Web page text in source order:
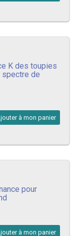
K des toupies
spectre de
à mon panier
pour
à mon panier